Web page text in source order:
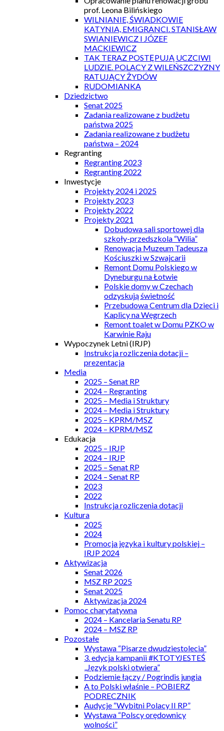
prof. Leona Bilińskiego
WILNIANIE, ŚWIADKOWIE
KATYNIA, EMIGRANCI. STANISŁAW
SWIANIEWICZ I JÓZEF
MACKIEWICZ
TAK TERAZ POSTĘPUJĄ UCZCIWI
LUDZIE. POLACY Z WILEŃSZCZYZNY
RATUJĄCY ŻYDÓW
RUDOMIANKA
Dziedzictwo
Senat 2025
Zadania realizowane z budżetu
państwa 2025
Zadania realizowane z budżetu
państwa – 2024
Regranting
Regranting 2023
Regranting 2022
Inwestycje
Projekty 2024 i 2025
Projekty 2023
Projekty 2022
Projekty 2021
Dobudowa sali sportowej dla
szkoły-przedszkola “Wilia”
Renowacja Muzeum Tadeusza
Kościuszki w Szwajcarii
Remont Domu Polskiego w
Dyneburgu na Łotwie
Polskie domy w Czechach
odzyskują świetność
Przebudowa Centrum dla Dzieci i
Kaplicy na Węgrzech
Remont toalet w Domu PZKO w
Karwinie Raju
Wypoczynek Letni (IRJP)
Instrukcja rozliczenia dotacji –
prezentacja
Media
2025 – Senat RP
2024 – Regranting
2025 – Media i Struktury
2024 – Media i Struktury
2025 – KPRM/MSZ
2024 – KPRM/MSZ
Edukacja
2025 – IRJP
2024 – IRJP
2025 – Senat RP
2024 – Senat RP
2023
2022
Instrukcja rozliczenia dotacji
Kultura
2025
2024
Promocja języka i kultury polskiej –
IRJP 2024
Aktywizacja
Senat 2026
MSZ RP 2025
Senat 2025
Aktywizacja 2024
Pomoc charytatywna
2024 – Kancelaria Senatu RP
2024 – MSZ RP
Pozostałe
Wystawa “Pisarze dwudziestolecia”
3. edycja kampanii #KTOTYJESTEŚ
„Język polski otwiera”
Podziemie łączy / Pogrindis jungia
A to Polski właśnie – POBIERZ
PODRECZNIK
Audycje “Wybitni Polacy II RP”
Wystawa “Polscy orędownicy
wolności”